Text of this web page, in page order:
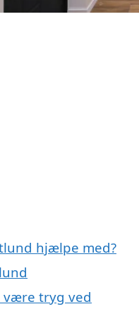
hjælpe med?
være tryg ved